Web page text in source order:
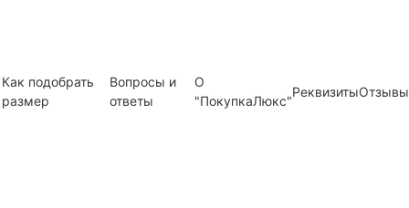
Как подобрать
размер
Вопросы и
ответы
О
"ПокупкаЛюкс"
РеквизитыОтзывы